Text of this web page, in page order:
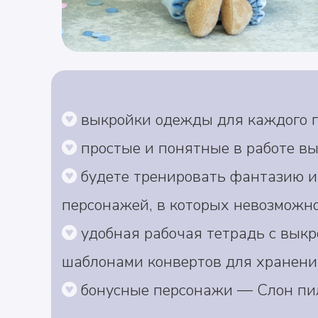
выкройки одежды для каждого
простые и понятные в работе
будете тренировать фантазию
персонажей, в которых
удобная рабочая тетрадь с
шаблонами конвертов для
бонусные персонажи — Слон